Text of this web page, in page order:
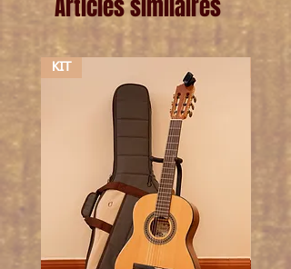
Articles similaires
KIT